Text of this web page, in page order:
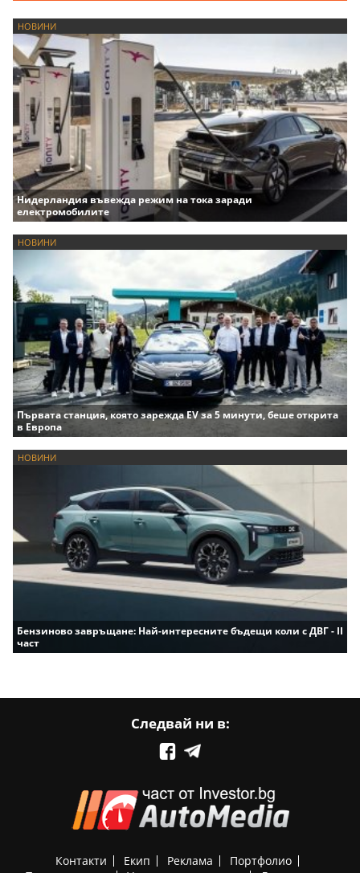
НОВИНИ
Нидерландия въвежда режим на тока заради
електромобилите
НОВИНИ
Първата станция, която зарежда EV за 5 минути, беше открита
в Европа
НОВИНИ
Бензиново завръщане: Най-интересните бъдещи коли с ДВГ - II
част
Следвай ни в:
Контакти Екип Реклама
Портфолио